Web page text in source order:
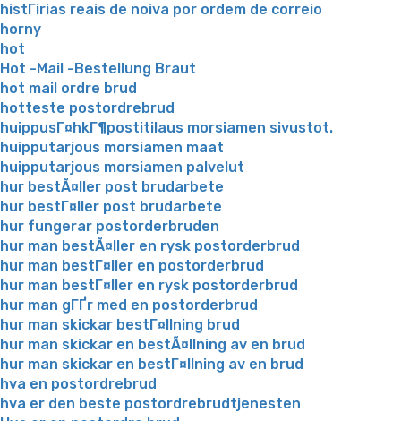
histГіrias reais de noiva por ordem de correio
horny
hot
Hot -Mail -Bestellung Braut
hot mail ordre brud
hotteste postordrebrud
huippusГ¤hkГ¶postitilaus morsiamen sivustot.
huipputarjous morsiamen maat
huipputarjous morsiamen palvelut
hur bestÃ¤ller post brudarbete
hur bestГ¤ller post brudarbete
hur fungerar postorderbruden
hur man bestÃ¤ller en rysk postorderbrud
hur man bestГ¤ller en postorderbrud
hur man bestГ¤ller en rysk postorderbrud
hur man gГҐr med en postorderbrud
hur man skickar bestГ¤llning brud
hur man skickar en bestÃ¤llning av en brud
hur man skickar en bestГ¤llning av en brud
hva en postordrebrud
hva er den beste postordrebrudtjenesten